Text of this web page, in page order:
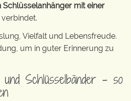
Schlüsselanhänger mit einer
verbindet.
Vielfalt und Lebensfreude.
um in guter Erinnerung zu
und Schlüsselbänder – so